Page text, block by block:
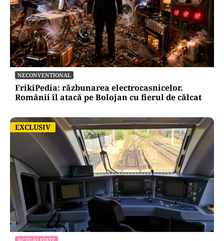
NECONVENTIONAL
FrikiPedia: răzbunarea electrocasnicelor.
Românii îl atacă pe Bolojan cu fierul de călcat
EXCLUSIV
EXCLUSIV